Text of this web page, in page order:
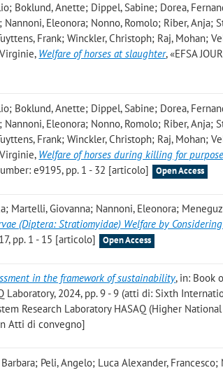
Boklund, Anette; Dippel, Sabine; Dorea,
Eleonora; Nonno, Romolo; Riber, Anja;
Frank; Winckler, Christoph; Raj, Mohan;
, Welfare of horses at slaughter, «EFSA
Boklund, Anette; Dippel, Sabine; Dorea,
Eleonora; Nonno, Romolo; Riber, Anja;
Frank; Winckler, Christoph; Raj, Mohan;
, Welfare of horses during killing for
e9195, pp. 1 - 32 [articolo] Open Access
Martelli, Giovanna; Nannoni, Eleonora;
(Diptera: Stratiomyidae) Welfare by
pp. 1 - 15 [articolo] Open Access
in the framework of sustainability, in: Book
2024, pp. 9 - 9 (atti di: Sixth
Research Laboratory HASAQ (Higher
Atti di convegno]
Peli, Angelo; Luca Alexander,